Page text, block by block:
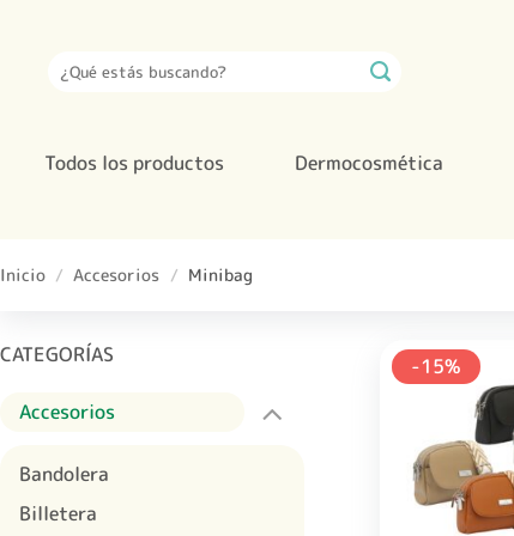
contenido
Buscar
por:
Todos los productos Dermocosmética
Inicio / Accesorios / Minibag
CATEGORÍAS
Accesorios
Bandolera
Billetera
-15%